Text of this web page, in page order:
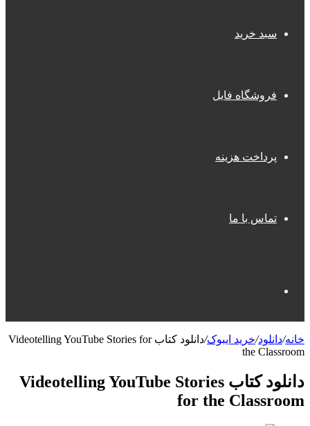
سبد خرید
فروشگاه فایل
پرداخت هزینه
تماس با ما
برای
خانه/دانلود/خرید ایبوک/
دانلود کتاب Videotelling YouTube Stories for
the Classroom
دانلود کتاب Videotelling YouTube Stories
for the Classroom